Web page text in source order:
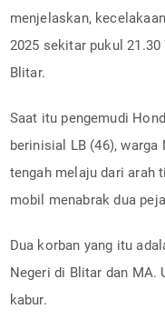
menjelaskan,
2025 sekitar pukul
Blitar.
Saat itu pengemudi
berinisial LB (46),
tengah melaju dari arah
mobil menabrak dua
Dua korban yang itu
Negeri di Blitar dan MA.
kabur.